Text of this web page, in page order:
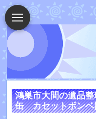
鴻巣市大間の遺品
缶 カセットボンベ